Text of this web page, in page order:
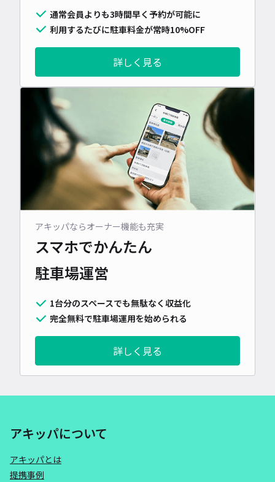
通常会員よりも3時間早く予約が可能に
利用するたびに駐車料金が常時10%OFF
詳しく見る
アキッパならオーナー機能も充実
スマホでかんたん
駐車場運営
1台分のスペースでも無駄なく収益化
完全無料で駐車場運用を始められる
詳しく見る
アキッパについて
アキッパとは
提携事例